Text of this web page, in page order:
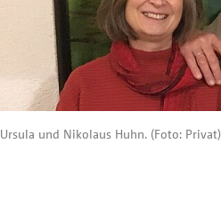
Ursula und Nikolaus Huhn. (Foto: Privat)